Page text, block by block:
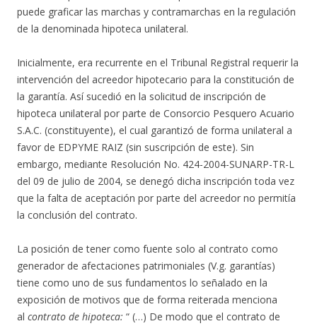
puede graficar las marchas y contramarchas en la regulación
de la denominada hipoteca unilateral.
Inicialmente, era recurrente en el Tribunal Registral requerir la
intervención del acreedor hipotecario para la constitución de
la garantía. Así sucedió en la solicitud de inscripción de
hipoteca unilateral por parte de Consorcio Pesquero Acuario
S.A.C. (constituyente), el cual garantizó de forma unilateral a
favor de EDPYME RAIZ (sin suscripción de este). Sin
embargo, mediante Resolución No. 424-2004-SUNARP-TR-L
del 09 de julio de 2004, se denegó dicha inscripción toda vez
que la falta de aceptación por parte del acreedor no permitía
la conclusión del contrato.
La posición de tener como fuente solo al contrato como
generador de afectaciones patrimoniales (V.g. garantías)
tiene como uno de sus fundamentos lo señalado en la
exposición de motivos que de forma reiterada menciona
al contrato de hipoteca: “ (…) De modo que el contrato de